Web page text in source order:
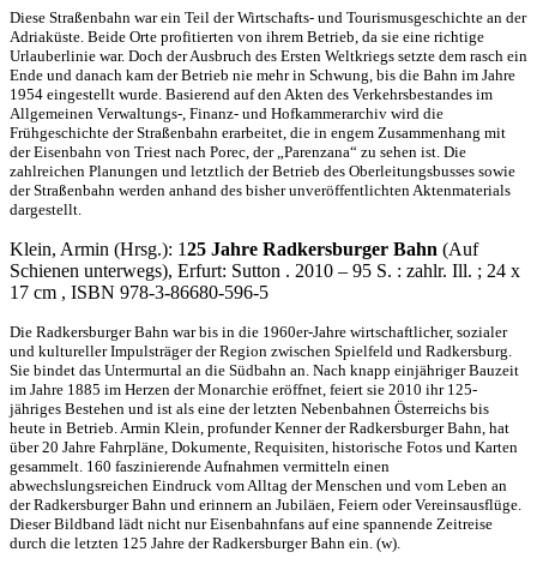
Diese Straßenbahn war ein Teil der Wirtschafts- und Tourismusgeschichte an der
Adriaküste. Beide Orte profitierten von ihrem Betrieb, da sie eine richtige
Urlauberlinie war. Doch der Ausbruch des Ersten Weltkriegs setzte dem rasch ein
Ende und danach kam der Betrieb nie mehr in Schwung, bis die Bahn im Jahre
1954 eingestellt wurde. Basierend auf den Akten des Verkehrsbestandes im
Allgemeinen Verwaltungs-, Finanz- und Hofkammerarchiv wird die
Frühgeschichte der Straßenbahn erarbeitet, die in engem Zusammenhang mit
der Eisenbahn von Triest nach Porec, der „Parenzana“ zu sehen ist. Die
zahlreichen Planungen und letztlich der Betrieb des Oberleitungsbusses sowie
der Straßenbahn werden anhand des bisher unveröffentlichten Aktenmaterials
dargestellt.
Klein, Armin (Hrsg.): 125 Jahre Radkersburger Bahn (Auf
Schienen unterwegs), Erfurt: Sutton . 2010 – 95 S. : zahlr. Ill. ; 24 x
17 cm , ISBN 978-3-86680-596-5
Die Radkersburger Bahn war bis in die 1960er-Jahre wirtschaftlicher, sozialer
und kultureller Impulsträger der Region zwischen Spielfeld und Radkersburg.
Sie bindet das Untermurtal an die Südbahn an. Nach knapp einjähriger Bauzeit
im Jahre 1885 im Herzen der Monarchie eröffnet, feiert sie 2010 ihr 125-
jähriges Bestehen und ist als eine der letzten Nebenbahnen Österreichs bis
heute in Betrieb. Armin Klein, profunder Kenner der Radkersburger Bahn, hat
über 20 Jahre Fahrpläne, Dokumente, Requisiten, historische Fotos und Karten
gesammelt. 160 faszinierende Aufnahmen vermitteln einen
abwechslungsreichen Eindruck vom Alltag der Menschen und vom Leben an
der Radkersburger Bahn und erinnern an Jubiläen, Feiern oder Vereinsausflüge.
Dieser Bildband lädt nicht nur Eisenbahnfans auf eine spannende Zeitreise
durch die letzten 125 Jahre der Radkersburger Bahn ein. (w).